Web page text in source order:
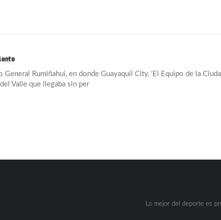
Rumiñahui, en donde Guayaquil City, 'El Equipo de la
Valle que llegaba sin per
Lo mejor del deporte es